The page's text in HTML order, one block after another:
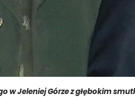
w Jeleniej Górze z głębokim